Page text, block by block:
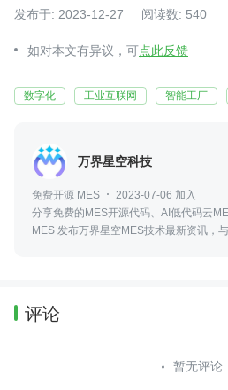
发布于: 2023-12-27 阅读数: 540
如对本文有异议，可点此反馈
数字化 工业互联网 智能工厂
万界星空科技
免费开源 MES
2023-07-06 加入
分享免费的MES开源代码、AI低代码云
MES 发布万界星空MES技术最新资讯，
评论
暂无评论